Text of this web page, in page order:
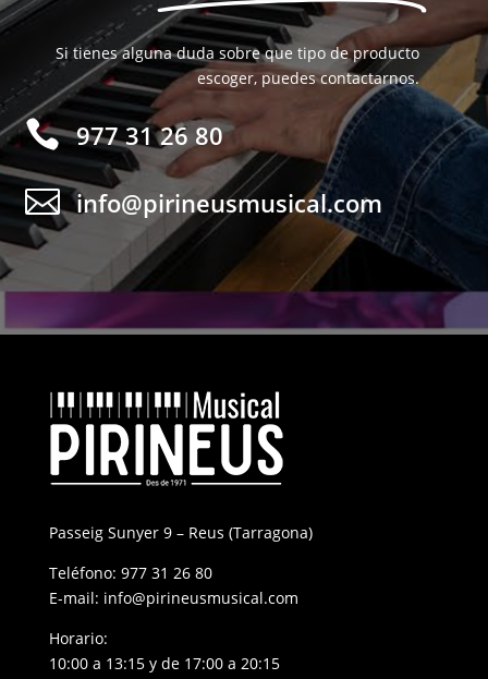
Si tienes alguna duda sobre que tipo de producto
escoger, puedes contactarnos.
 977 31 26 80
 info@pirineusmusical.com
Passeig Sunyer 9 – Reus (Tarragona)
Teléfono: 977 31 26 80
E-mail: info@pirineusmusical.com
Horario:
10:00 a 13:15 y de 17:00 a 20:15